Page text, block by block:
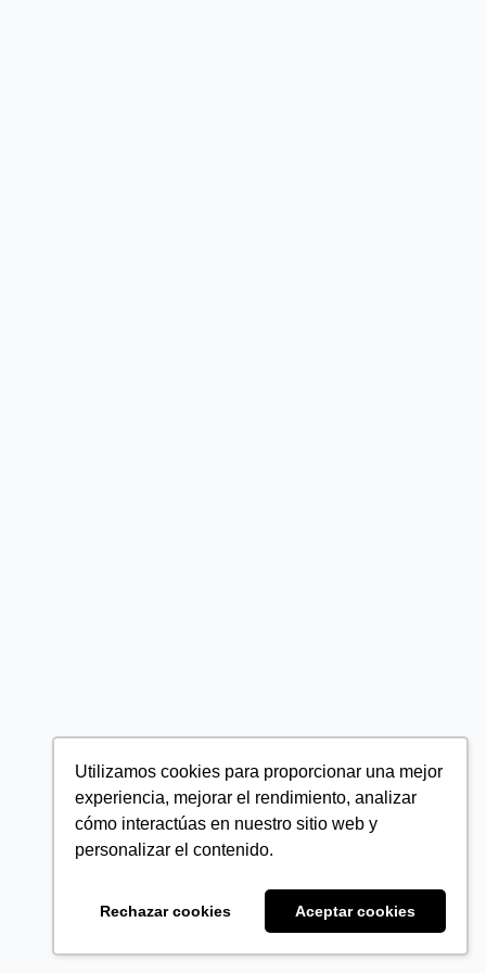
Utilizamos cookies para proporcionar una mejor
experiencia, mejorar el rendimiento, analizar
cómo interactúas en nuestro sitio web y
personalizar el contenido.
Rechazar cookies Aceptar cookies